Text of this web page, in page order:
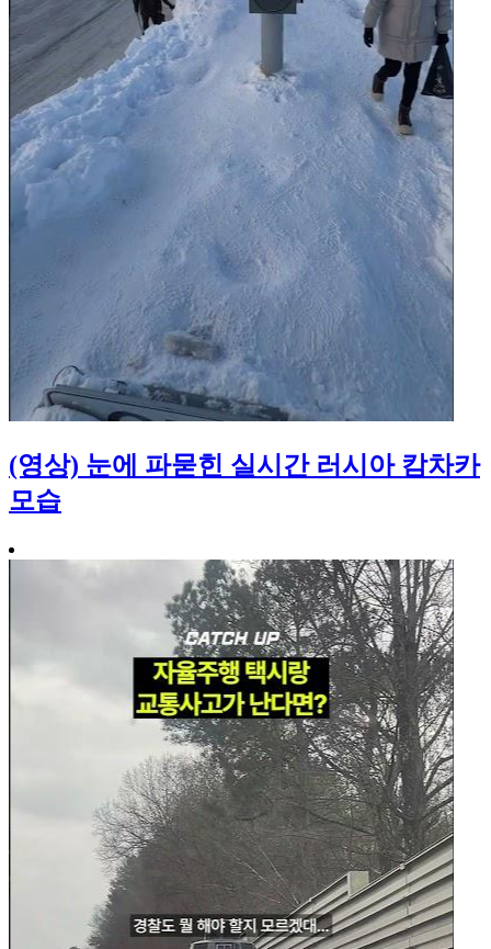
(영상) 눈에 파묻힌 실시간 러시아 캄차카
모습